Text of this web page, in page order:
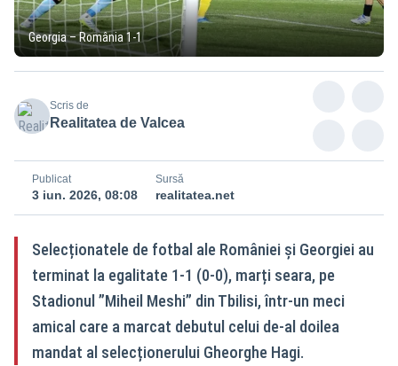
Georgia – România 1-1
Scris de
Realitatea de Valcea
Publicat
3 iun. 2026, 08:08
Sursă
realitatea.net
Selecționatele de fotbal ale României și Georgiei au
terminat la egalitate 1-1 (0-0), marți seara, pe
Stadionul ”Miheil Meshi” din Tbilisi, într-un meci
amical care a marcat debutul celui de-al doilea
mandat al selecționerului Gheorghe Hagi.